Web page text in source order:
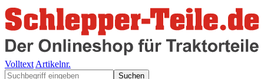
Volltext Artikelnr.
Suchen